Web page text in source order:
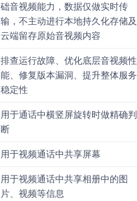
础音视频能力，数据仅做实时传
输，不主动进行本地持久化存储及
云端留存原始音视频内容
排查运行故障、优化底层音视频性
能、修复版本漏洞、提升整体服务
稳定性
用于通话中横竖屏旋转时做精确判
断
用于视频通话中共享屏幕
用于视频通话中共享相册中的图
片、视频等信息